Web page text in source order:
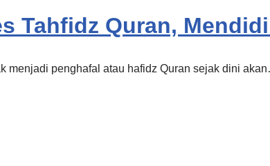
Tahfidz Quran,
menjadi penghafal atau hafidz Quran sejak dini